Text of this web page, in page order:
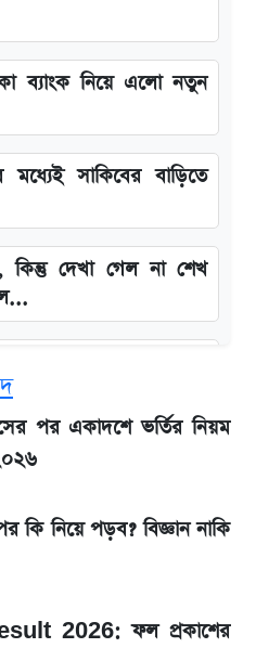
ব্যাংক নিয়ে এলো নতুন
মধ্যেই সাকিবের বাড়িতে
কিন্তু দেখা গেল না শেখ
সজীব ওয়াজেদ জয়
নিয়ে মুখ খুললেন দিলীপ
নতুন পরিকল্পনা
পর একাদশে ভর্তির নিয়ম
নিয়ে পড়ব? বিজ্ঞান নাকি
2026: ফল প্রকাশের